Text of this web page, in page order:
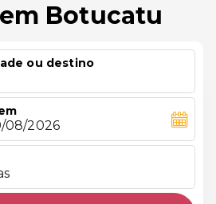
Botucatu
ou destino
08/2026